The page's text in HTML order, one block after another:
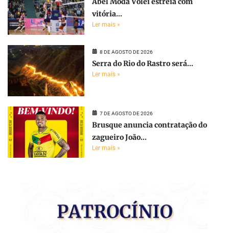
vitória...
Ler mais »
8 DE AGOSTO DE 2026
Serra do Rio do Rastro será...
Ler mais »
7 DE AGOSTO DE 2026
Brusque anuncia contratação do
zagueiro João...
Ler mais »